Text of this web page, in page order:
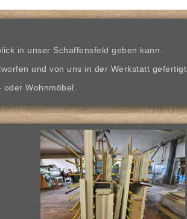
in unser Schaffensfeld geben kann.
und von uns in der Werkstatt gefertigt.
Wohnmöbel.